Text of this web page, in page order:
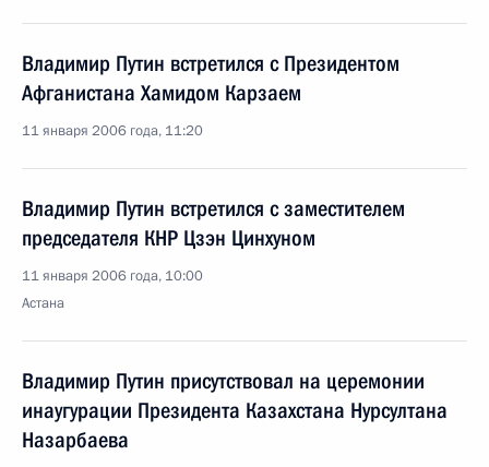
Владимир Путин встретился с Президентом
Афганистана Хамидом Карзаем
11 января 2006 года, 11:20
Владимир Путин встретился с заместителем
председателя КНР Цзэн Цинхуном
11 января 2006 года, 10:00
Астана
Владимир Путин присутствовал на церемонии
инаугурации Президента Казахстана Нурсултана
Назарбаева